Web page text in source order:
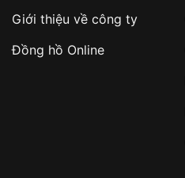
Giới thiệu về công ty
Đồng hồ Online